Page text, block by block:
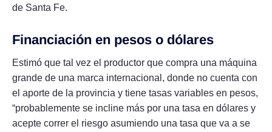
de Santa Fe.
Financiación en pesos o dólares
Estimó que tal vez el productor que compra una máquina
grande de una marca internacional, donde no cuenta con
el aporte de la provincia y tiene tasas variables en pesos,
“probablemente se incline más por una tasa en dólares y
acepte correr el riesgo asumiendo una tasa que va a se